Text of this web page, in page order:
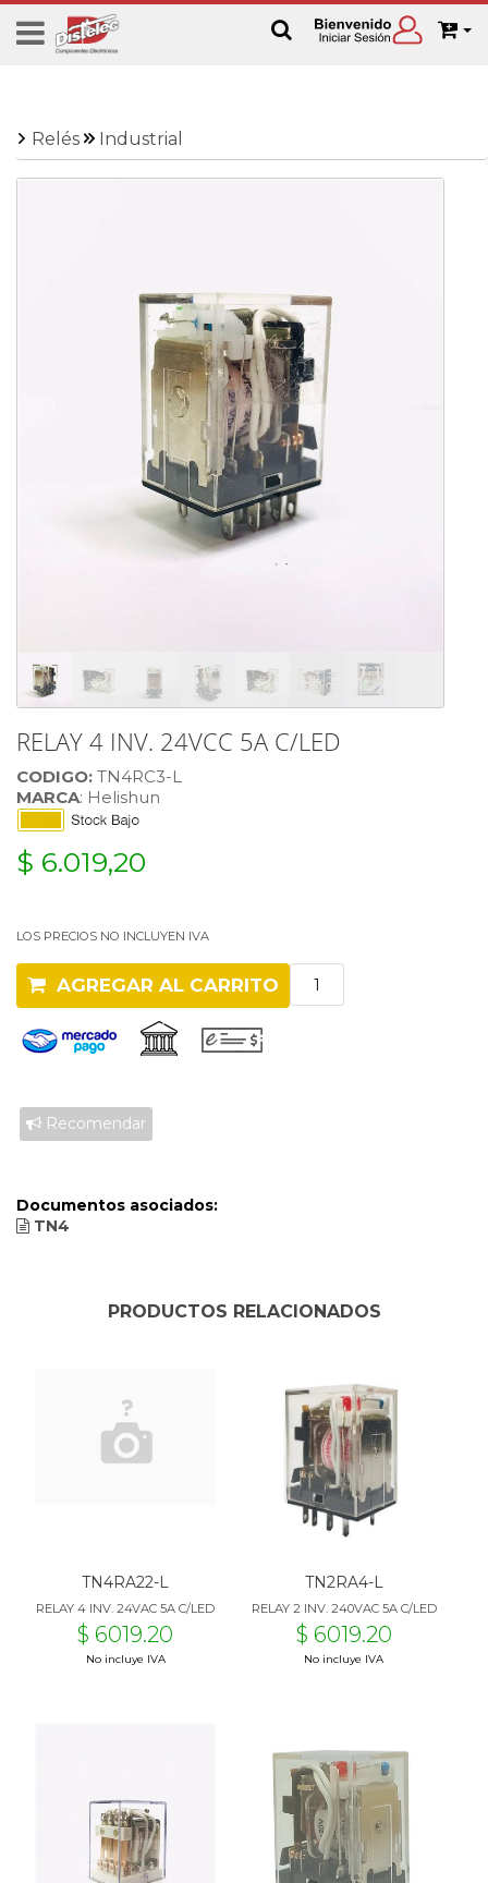
Relés Industrial
RELAY 4 INV. 24VCC 5A C/LED
CODIGO: TN4RC3-L
MARCA: Helishun
$ 6.019,20
LOS PRECIOS NO INCLUYEN IVA
AGREGAR AL CARRITO
Recomendar
Documentos asociados:
TN4
PRODUCTOS RELACIONADOS
TN4RA22-L
RELAY 4 INV. 24VAC 5A C/LED
$ 6019.20
No incluye IVA
TN2RA4-L
RELAY 2 INV. 240VAC 5A C/LED
$ 6019.20
No incluye IVA